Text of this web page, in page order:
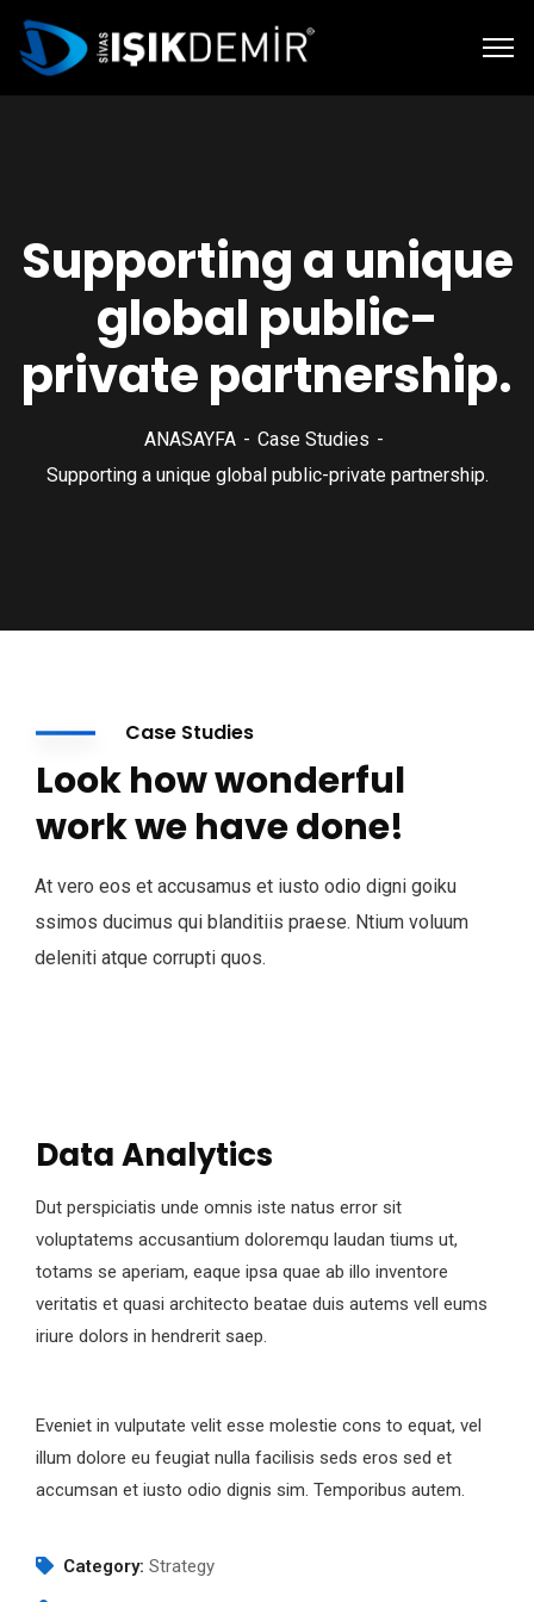
Supporting a unique
global public-
private partnership.
ANASAYFA
Case Studies
Supporting a unique global public-private partnership.
Case Studies
Look how wonderful
work we have done!
At vero eos et accusamus et iusto odio digni goiku
ssimos ducimus qui blanditiis praese. Ntium voluum
deleniti atque corrupti quos.
Data Analytics
Dut perspiciatis unde omnis iste natus error sit
voluptatems accusantium doloremqu laudan tiums ut,
totams se aperiam, eaque ipsa quae ab illo inventore
veritatis et quasi architecto beatae duis autems vell eums
iriure dolors in hendrerit saep.
Eveniet in vulputate velit esse molestie cons to equat, vel
illum dolore eu feugiat nulla facilisis seds eros sed et
accumsan et iusto odio dignis sim. Temporibus autem.
Category: Strategy